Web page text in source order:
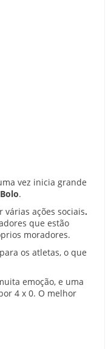
vez inicia grande
.
ações sociais.
que estão
moradores.
os atletas, o que
emoção, e uma
4 x 0. O melhor